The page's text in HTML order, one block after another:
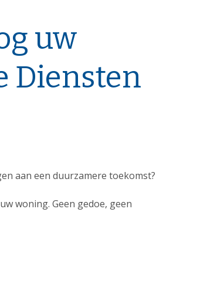
uw
Diensten
aan een duurzamere toekomst?
woning. Geen gedoe, geen